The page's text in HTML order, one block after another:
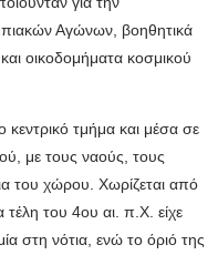
Αγώνων, βοηθητικά
οικοδομήματα κοσμικού
κεντρικό τμήμα και μέσα σε
με τους ναούς, τους
του χώρου. Χωρίζεται από
του 4ου αι. π.Χ. είχε
στη νότια, ενώ το όριό της